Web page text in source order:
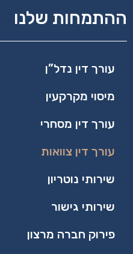
ההתמחות שלנו
עורך דין נדל”ן
מיסוי מקרקעין
עורך דין מסחרי
עורך דין צוואות
שירותי נוטריון
שירותי גישור
פירוק חברה מרצון